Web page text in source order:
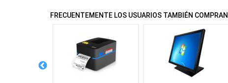
FRECUENTEMENTE LOS USUARIOS TAMBIÉN COMPRAN